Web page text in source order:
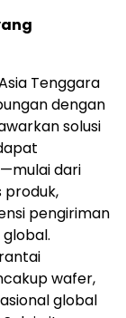
Tenggara
dengan
solusi
dari
pengiriman
wafer,
global